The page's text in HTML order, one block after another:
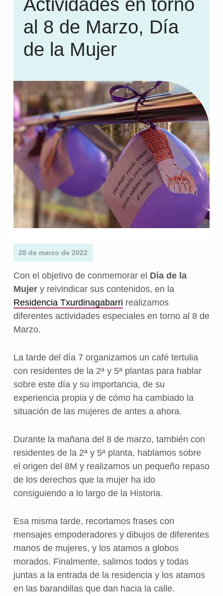
Actividades en torno
al 8 de Marzo, Día
de la Mujer
28 de marzo de 2022
Con el objetivo de conmemorar el Día de la
Mujery reivindicar sus contenidos, en la
Residencia Txurdinagabarri realizamos
diferentes actividades especiales en torno al 8 de
Marzo.
La tarde del día 7 organizamos un café tertulia
con residentes de la 2ª y 5ª plantas para hablar
sobre este día y su importancia, de su
experiencia propia y de cómo ha cambiado la
situación de las mujeres de antes a ahora.
Durante la mañana del 8 de marzo, también con
residentes de la 2ª y 5ª planta, hablamos sobre
el origen del 8M y realizamos un pequeño repaso
de los derechos que la mujer ha ido
consiguiendo a lo largo de la Historia.
Esa misma tarde, recortamos frases con
mensajes empoderadores y dibujos de diferentes
manos de mujeres, y los atamos a globos
morados. Finalmente, salimos todos y todas
juntas a la entrada de la residencia y los atamos
en las barandillas que dan hacia la calle.